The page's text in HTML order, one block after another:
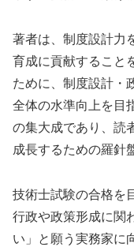
著者は、制度設計力
育成に貢献すること
ために、制度設計・
全体の水準向上を目
の集大成であり、読
成長するための羅針
技術士試験の合格を
行政や政策形成に関
い」と願う実務家に